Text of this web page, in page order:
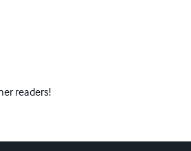
readers!